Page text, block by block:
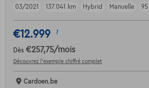
03/2021
137.041 km Hybrid Manuelle 95
€12.999 1
Dès €257,75/mois
Découvrez l’exemple chiffré complet
Cardoen.be